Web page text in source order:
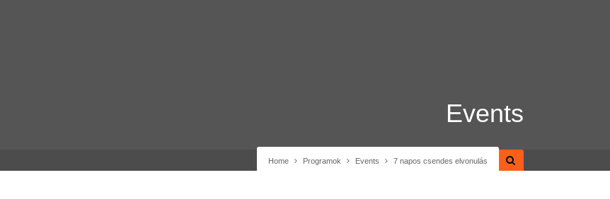
Home Programok Events 7 napos csendes elvonulás
Events